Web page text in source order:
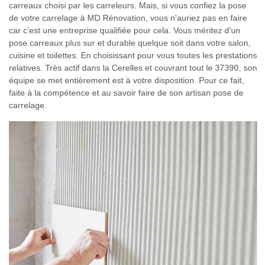
carreaux choisi par les carreleurs. Mais, si vous confiez la pose
de votre carrelage à MD Rénovation, vous n'auriez pas en faire
car c’est une entreprise qualifiée pour cela. Vous méritez d'un
pose carreaux plus sur et durable quelque soit dans votre salon,
cuisine et toilettes. En choisissant pour vous toutes les prestations
relatives. Très actif dans la Cerelles et couvrant tout le 37390, son
équipe se met entièrement est à votre disposition. Pour ce fait,
faite à la compétence et au savoir faire de son artisan pose de
carrelage.